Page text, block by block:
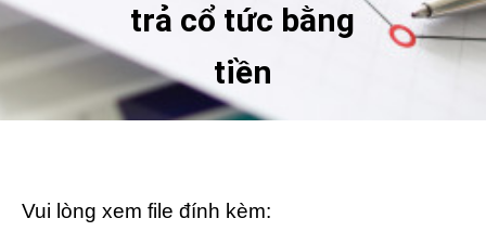
trả cổ tức bằng
tiền
Vui lòng xem file đính kèm: